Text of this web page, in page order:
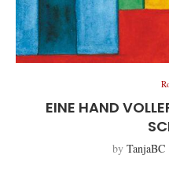
EINE HAND
by TanjaBC